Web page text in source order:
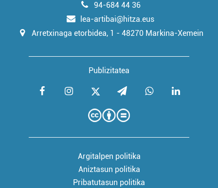
94-684 44 36
lea-artibai@hitza.eus
Arretxinaga etorbidea, 1 - 48270 Markina-Xemein
Publizitatea
Argitalpen politika
Aniztasun politika
Pribatutasun politika